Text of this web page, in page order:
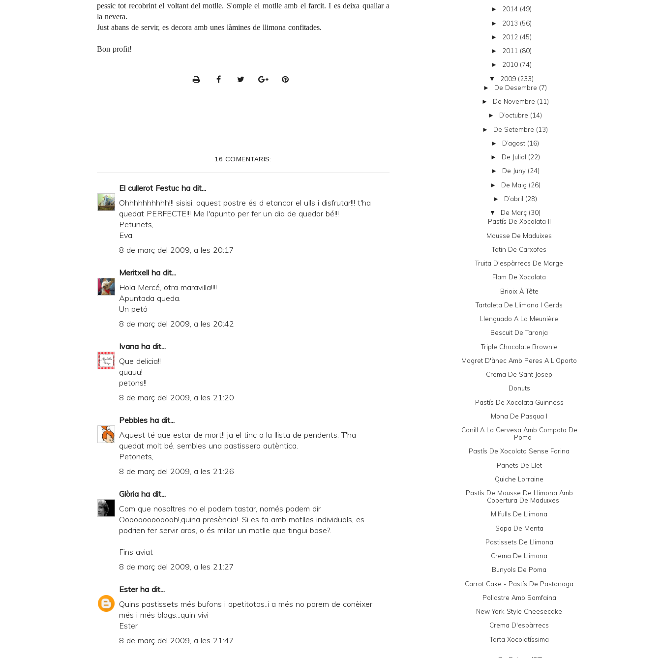
pessic tot recobrint el voltant del motlle. S'omple el motlle amb el farcit. I es deixa quallar a
la nevera.
Just abans de servir, es decora amb unes làmines de llimona confitades.
Bon profit!
i
d
y
d
16 COMENTARIS:
El cullerot Festuc ha dit...
Ohhhhhhhhhh!!! sisisi, aquest postre és d etancar el ulls i disfrutar!!! t'ha
quedat PERFECTE!!! Me l'apunto per fer un dia de quedar bé!!!
Petunets,
Eva.
8 de març del 2009, a les 20:17
Meritxell ha dit...
Hola Mercé, otra maravilla!!!!
Apuntada queda.
Un petó
8 de març del 2009, a les 20:42
Ivana ha dit...
Que delicia!!
guauu!
petons!!
8 de març del 2009, a les 21:20
Pebbles ha dit...
Aquest té que estar de mort!! ja el tinc a la llista de pendents. T'ha
quedat molt bé, sembles una pastissera autèntica.
Petonets,
8 de març del 2009, a les 21:26
Glòria ha dit...
Com que nosaltres no el podem tastar, només podem dir
Ooooooooooooh!,quina presència!. Si es fa amb motlles individuals, es
podrien fer servir aros, o és millor un motlle que tingui base?.
Fins aviat
8 de març del 2009, a les 21:27
Esterha dit...
Quins pastissets més bufons i apetitotos..i a més no parem de conèixer
més i més blogs...quin vivi
Ester
8 de març del 2009, a les 21:47
► 2014 (49)
► 2013 (56)
► 2012 (45)
► 2011 (80)
► 2010 (74)
▼ 2009 (233)
► De Desembre (7)
► De Novembre (11)
► D’octubre (14)
► De Setembre (13)
► D’agost (16)
► De Juliol (22)
► De Juny (24)
► De Maig (26)
► D’abril (28)
▼ De Març (30)
Pastís De Xocolata II
Mousse De Maduixes
Tatin De Carxofes
Truita D'espàrrecs De Marge
Flam De Xocolata
Brioix À Tête
Tartaleta De Llimona I Gerds
Llenguado A La Meunière
Bescuit De Taronja
Triple Chocolate Brownie
Magret D'ànec Amb Peres A L'Oporto
Crema De Sant Josep
Donuts
Pastís De Xocolata Guinness
Mona De Pasqua I
Conill A La Cervesa Amb Compota De
Poma
Pastís De Xocolata Sense Farina
Panets De Llet
Quiche Lorraine
Pastís De Mousse De Llimona Amb
Cobertura De Maduixes
Milfulls De Llimona
Sopa De Menta
Pastissets De Llimona
Crema De Llimona
Bunyols De Poma
Carrot Cake - Pastís De Pastanaga
Pollastre Amb Samfaina
New York Style Cheesecake
Crema D'espàrrecs
Tarta Xocolatíssima